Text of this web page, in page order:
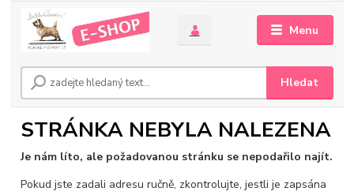
Menu
Hledat
STRÁNKA NEBYLA NALEZENA
Je nám líto, ale požadovanou stránku se nepodařilo najít.
Pokud jste zadali adresu ručně, zkontrolujte, jestli je zapsána